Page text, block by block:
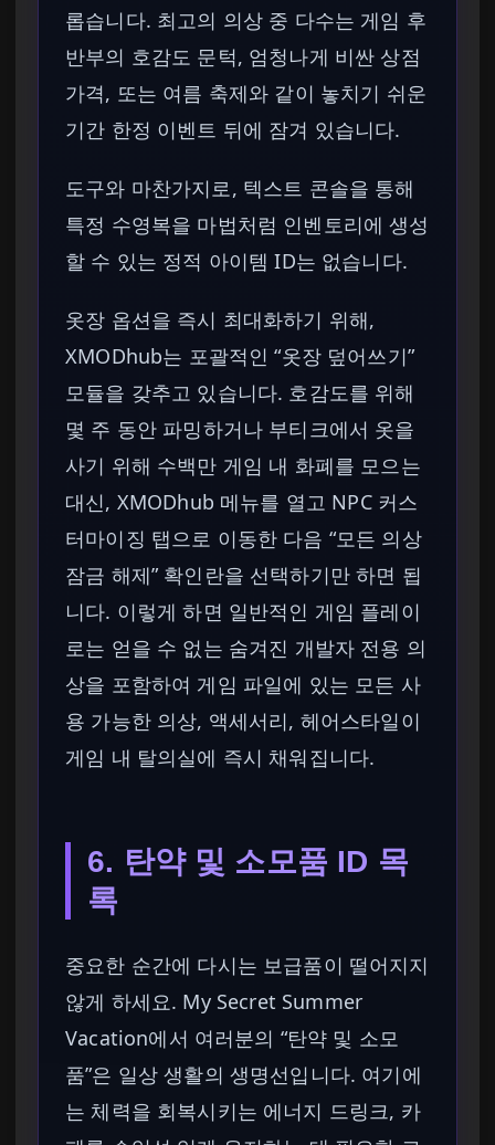
롭습니다. 최고의 의상 중 다수는 게임 후
반부의 호감도 문턱, 엄청나게 비싼 상점
가격, 또는 여름 축제와 같이 놓치기 쉬운
기간 한정 이벤트 뒤에 잠겨 있습니다.
도구와 마찬가지로, 텍스트 콘솔을 통해
특정 수영복을 마법처럼 인벤토리에 생성
할 수 있는 정적 아이템 ID는 없습니다.
옷장 옵션을 즉시 최대화하기 위해,
XMODhub는 포괄적인 “옷장 덮어쓰기”
모듈을 갖추고 있습니다. 호감도를 위해
몇 주 동안 파밍하거나 부티크에서 옷을
사기 위해 수백만 게임 내 화폐를 모으는
대신, XMODhub 메뉴를 열고 NPC 커스
터마이징 탭으로 이동한 다음 “모든 의상
잠금 해제” 확인란을 선택하기만 하면 됩
니다. 이렇게 하면 일반적인 게임 플레이
로는 얻을 수 없는 숨겨진 개발자 전용 의
상을 포함하여 게임 파일에 있는 모든 사
용 가능한 의상, 액세서리, 헤어스타일이
게임 내 탈의실에 즉시 채워집니다.
6. 탄약 및 소모품 ID 목
록
중요한 순간에 다시는 보급품이 떨어지지
않게 하세요. My Secret Summer
Vacation에서 여러분의 “탄약 및 소모
품”은 일상 생활의 생명선입니다. 여기에
는 체력을 회복시키는 에너지 드링크, 카